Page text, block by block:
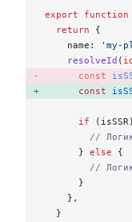
export function
  return
{
    name:
'my-
    resolveId
( id
      const
      const
      if
//
      }
else {
//
      }
    },
  }